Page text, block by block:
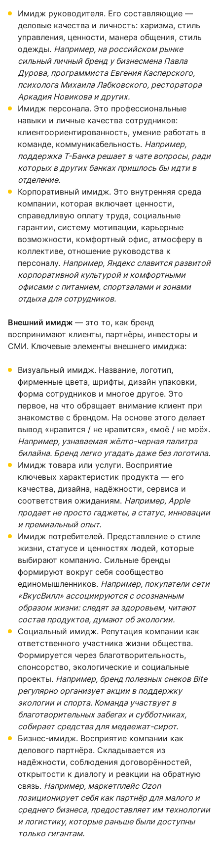
Имидж руководителя. Его составляющие —
деловые качества и личность: харизма, стиль
управления, ценности, манера общения, стиль
одежды. Например, на российском рынке
сильный личный бренд у бизнесмена Павла
Дурова, программиста Евгения Касперского,
психолога Михаила Лабковского, ресторатора
Аркадия Новикова и других.
Имидж персонала. Это профессиональные
навыки и личные качества сотрудников:
клиентоориентированность, умение работать в
команде, коммуникабельность. Например,
поддержка Т-Банка решает в чате вопросы, ради
которых в других банках пришлось бы идти в
отделение.
Корпоративный имидж. Это внутренняя среда
компании, которая включает ценности,
справедливую оплату труда, социальные
гарантии, систему мотивации, карьерные
возможности, комфортный офис, атмосферу в
коллективе, отношение руководства к
персоналу. Например, Яндекс славится развитой
корпоративной культурой и комфортными
офисами с питанием, спортзалами и зонами
отдыха для сотрудников.
Внешний имидж — это то, как бренд
воспринимают клиенты, партнёры, инвесторы и
СМИ. Ключевые элементы внешнего имиджа:
Визуальный имидж. Название, логотип,
фирменные цвета, шрифты, дизайн упаковки,
форма сотрудников и многое другое. Это
первое, на что обращает внимание клиент при
знакомстве с брендом. На основе этого делает
вывод «нравится / не нравится», «моё / не моё».
Например, узнаваемая жёлто-черная палитра
билайна. Бренд легко угадать даже без логотипа.
Имидж товара или услуги. Восприятие
ключевых характеристик продукта — его
качества, дизайна, надёжности, сервиса и
соответствия ожиданиям. Например, Apple
продает не просто гаджеты, а статус, инновации
и премиальный опыт.
Имидж потребителей. Представление о стиле
жизни, статусе и ценностях людей, которые
выбирают компанию. Сильные бренды
формируют вокруг себя сообщество
единомышленников. Например, покупатели сети
«ВкусВилл» ассоциируются с осознанным
образом жизни: следят за здоровьем, читают
состав продуктов, думают об экологии.
Социальный имидж. Репутация компании как
ответственного участника жизни общества.
Формируется через благотворительность,
спонсорство, экологические и социальные
проекты. Например, бренд полезных снеков Bite
регулярно организует акции в поддержку
экологии и спорта. Команда участвует в
благотворительных забегах и субботниках,
собирает средства для медвежат-сирот.
Бизнес-имидж. Восприятие компании как
делового партнёра. Складывается из
надёжности, соблюдения договорённостей,
открытости к диалогу и реакции на обратную
связь. Например, маркетплейс Ozon
позиционирует себя как партнёр для малого и
среднего бизнеса, предоставляет им технологии
и логистику, которые раньше были доступны
только гигантам.